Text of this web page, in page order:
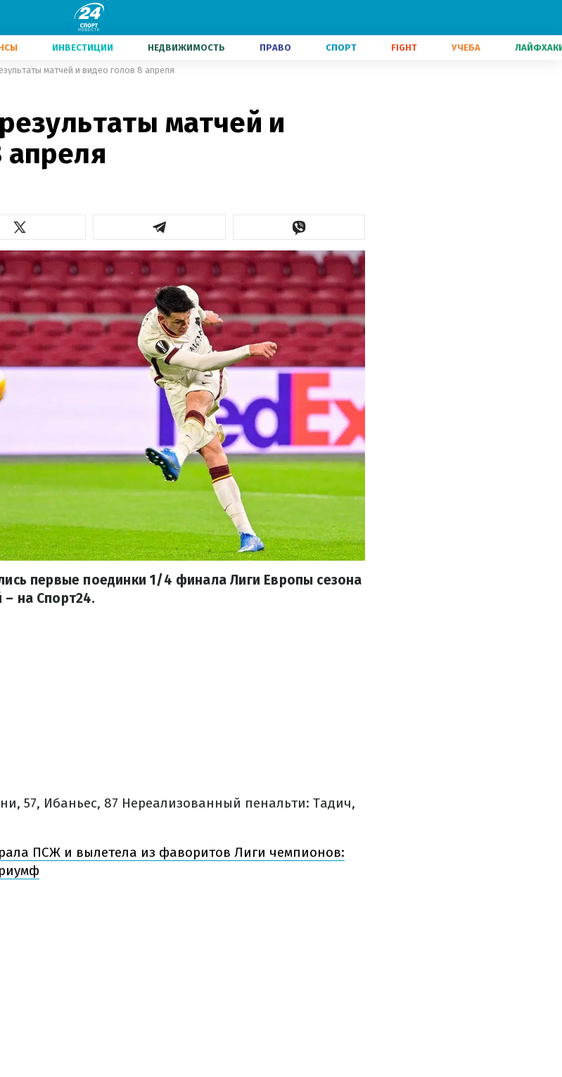
ИНВЕСТИЦИИ НЕДВИЖИМОСТЬ ПРАВО СПОРТ FIGHT УЧЕБА
матчей и видео голов 8 апреля
матчей и
апреля
первые поединки 1/4 финала Лиги Европы сезона
на Спорт24.
57, Ибаньес, 87 Нереализованный пенальти: Тадич,
ПСЖ и вылетела из фаворитов Лиги чемпионов: